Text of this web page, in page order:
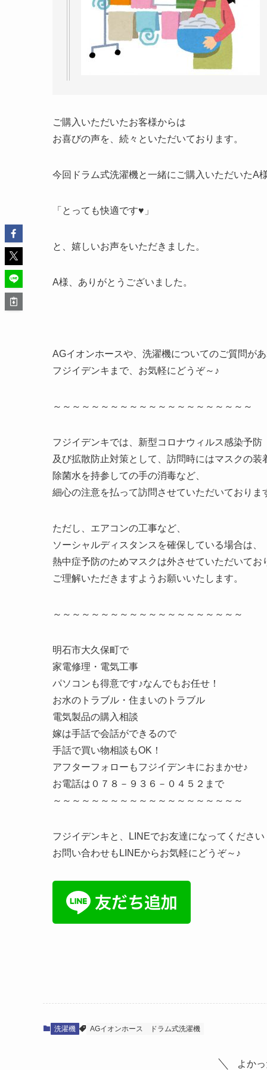
ご購入いただいたお客様からは
お喜びの声を、続々といただいております。
今回ドラム式洗濯機と一緒にご購入いただいたA
「とっても快適です♥」
と、嬉しいお声をいただきました。
A様、ありがとうございました。
AGイオンホースや、洗濯機についてのご質問が
フジイデンキまで、お気軽にどうぞ～♪
～～～～～～～～～～～～～～～～～～～～～
フジイデンキでは、新型コロナウィルス感染予防
及び拡散防止対策として、訪問時にはマスクの装
除菌水を持参しての手の消毒など、
細心の注意を払って訪問させていただいておりま
ただし、エアコンの工事など、
ソーシャルディスタンスを確保している場合は、
熱中症予防のためマスクは外させていただいてお
ご理解いただきますようお願いいたします。
～～～～～～～～～～～～～～～～～～～～
明石市大久保町で
家電修理・電気工事
パソコンも得意です♪なんでもお任せ！
お水のトラブル・住まいのトラブル
電気製品の購入相談
嫁は手話で会話ができるので
手話で買い物相談もOK！
アフターフォローもフジイデンキにおまかせ♪
お電話は０７８－９３６－０４５２まで
～～～～～～～～～～～～～～～～～～～～
フジイデンキと、LINEでお友達になってください
お問い合わせもLINEからお気軽にどうぞ～♪
洗濯機 AGイオンホース ドラム式洗濯機
よか